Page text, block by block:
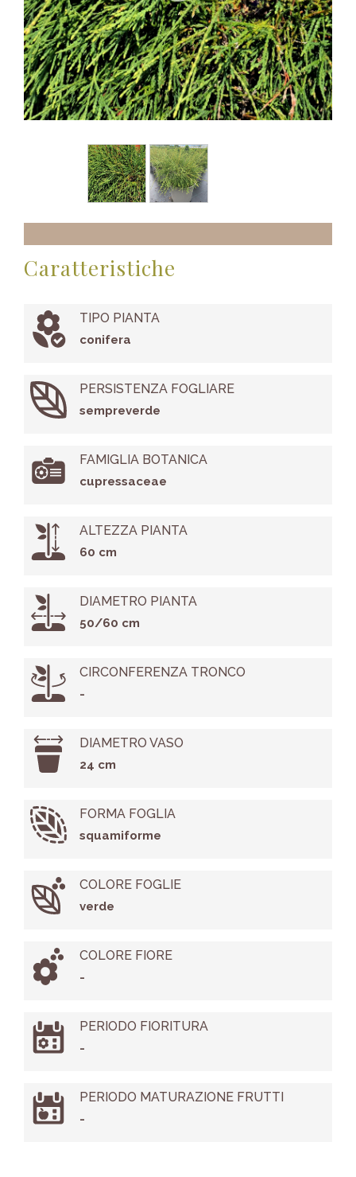
Caratteristiche
TIPO PIANTA
conifera
PERSISTENZA FOGLIARE
sempreverde
FAMIGLIA BOTANICA
cupressaceae
ALTEZZA PIANTA
60 cm
DIAMETRO PIANTA
50/60 cm
CIRCONFERENZA TRONCO
-
DIAMETRO VASO
24 cm
FORMA FOGLIA
squamiforme
COLORE FOGLIE
verde
COLORE FIORE
-
PERIODO FIORITURA
-
PERIODO MATURAZIONE FRUTTI
-